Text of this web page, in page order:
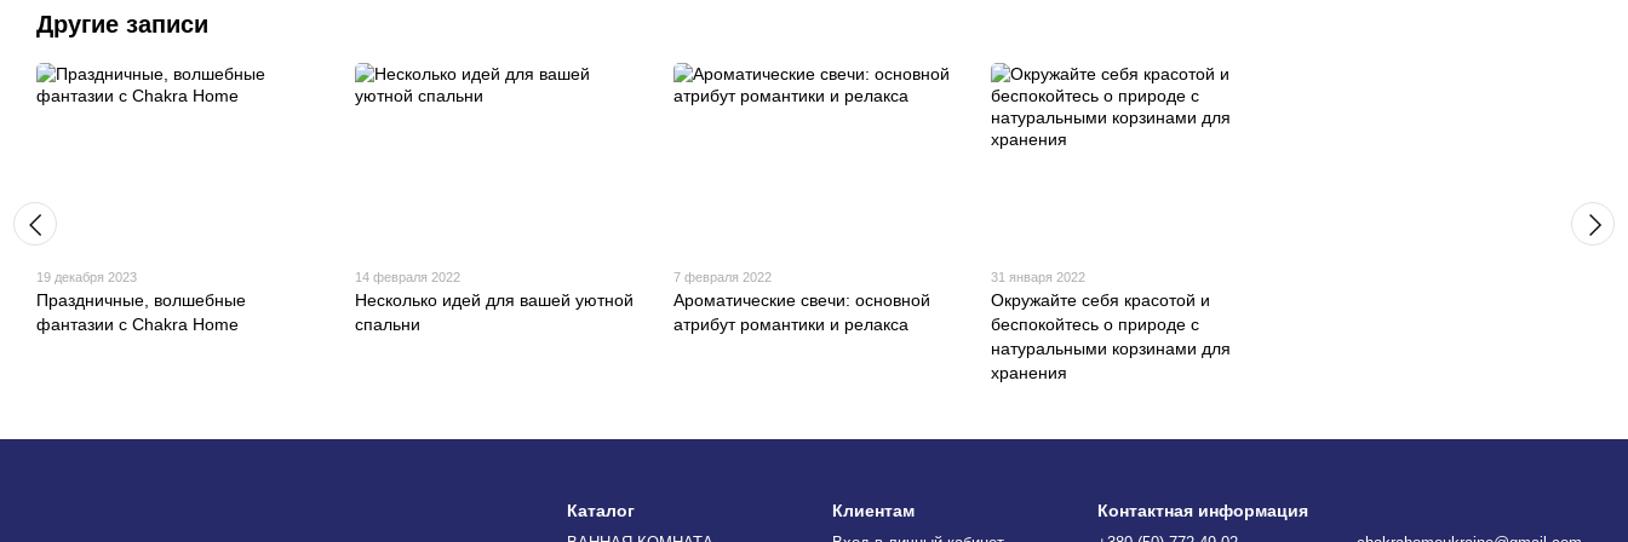
Другие записи
19 декабря 2023
Праздничные, волшебные
фантазии с Chakra Home
14 февраля 2022
Несколько идей для вашей уютной
спальни
7 февраля 2022
Ароматические свечи: основной
атрибут романтики и релакса
31 января 2022
Окружайте себя красотой и
беспокойтесь о природе с
натуральными корзинами для
хранения
Каталог Клиентам Контактная информация